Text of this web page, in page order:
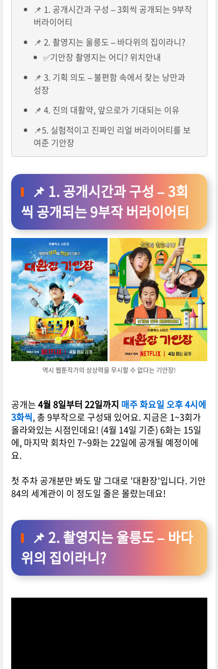
📌 1. 공개시간과 구성 – 3회씩 공개되는 9부작
버라이어티
📌 2. 촬영지는 울릉도 – 바다위의 집이라니?
✅기안장 촬영지는 어디? 위치안내
📌 3. 기획 의도 – 불편함 속에서 찾는 낭만과
성장
📌 4. 진의 대활약, 앞으로가 기대되는 이유
📌5. 실험적이고 진짜인 리얼 버라이어티를 보
여준 기안장
📌 1. 공개시간과 구성 – 3회
씩 공개되는 9부작 버라이어티
역시 웹툰작가의 상상력을 무시할 수 없다는 기안장!
공개는4월 8일부터 22일까지 매주 화요일 오후 4시에
3화씩, 총 9부작으로 구성돼 있어요. 지금은 1~3회가
올라와있는 시점인데요! (4월 14일 기준) 6화는 15일
에, 마지막 회차인 7~9화는 22일에 공개될 예정이에
요.
첫 주차 공개분만 봐도 말 그대로 '대환장'입니다. 기안
84의 세계관이 이 정도일 줄은 몰랐는데요!
📌 2. 촬영지는 울릉도 – 바다
위의 집이라니?